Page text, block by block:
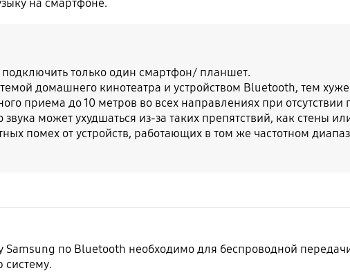
на смартфоне.
только один смартфон/ планшет.
домашнего кинотеатра и устройством Bluetooth, тем
приема до 10 метров во всех направлениях при отсутствии
звука может ухудшаться из-за таких препятствий, как стены
помех от устройств, работающих в том же частотном
по Bluetooth необходимо для беспроводной
систему.